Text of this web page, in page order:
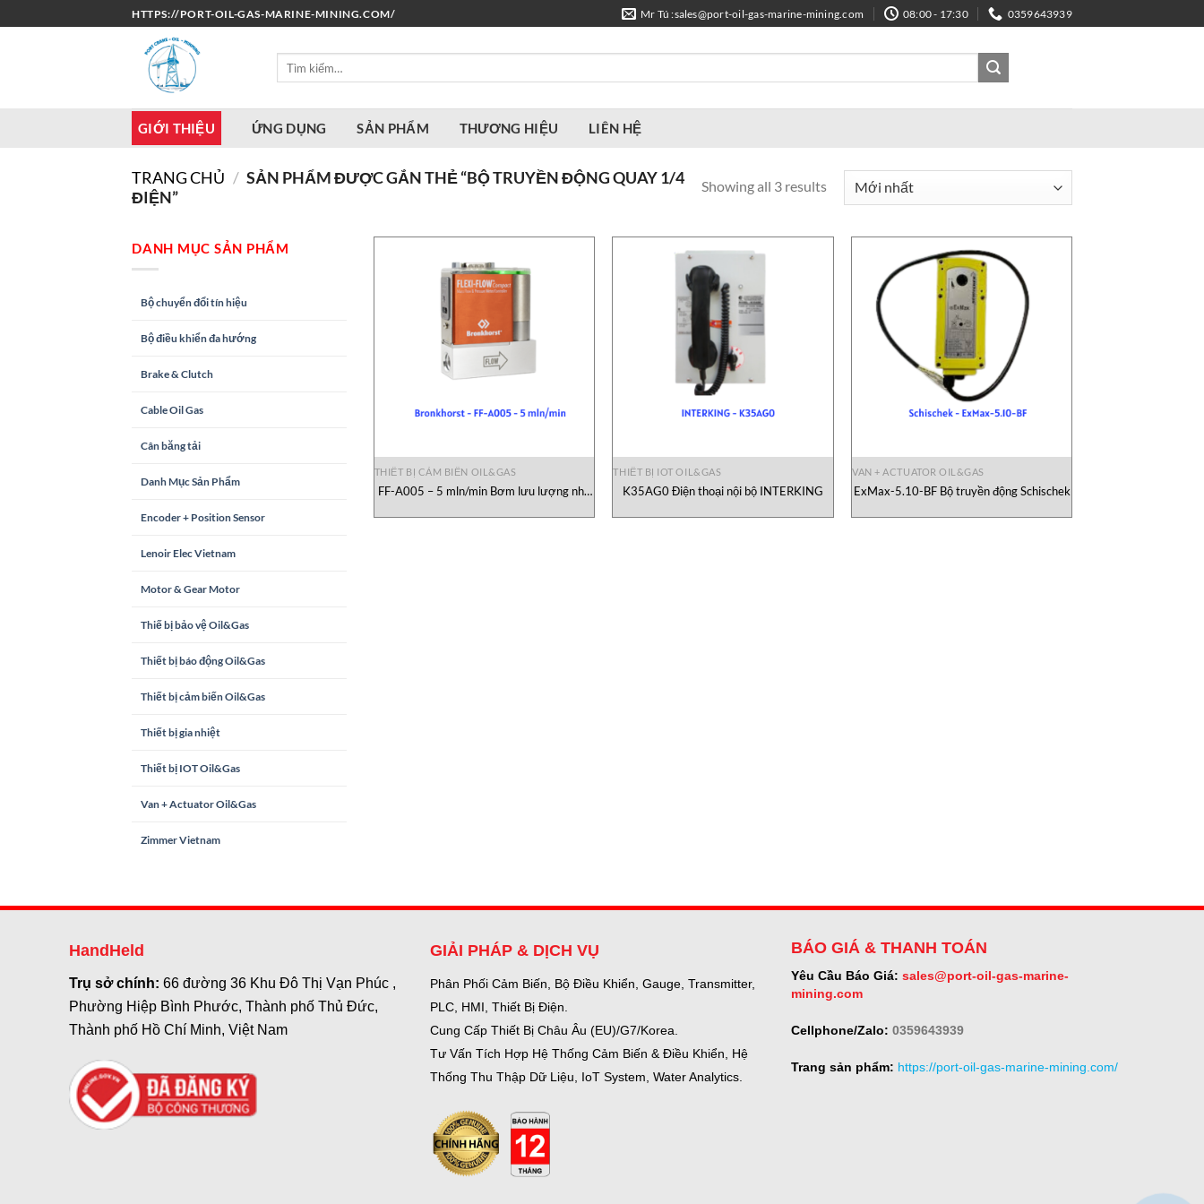
qua
HTTPS://PORT-OIL-GAS-MARINE-MINING.COM/ Mr Tú :sales@port-oil-gas-marine-mining.com 08:00 - 17:30 0359643939
GIỚI THIỆU ỨNG DỤNG SẢN PHẨM THƯƠNG HIỆU LIÊN HỆ
TRANG CHỦ / SẢN PHẨM ĐƯỢC GẮN THẺ “BỘ TRUYỀN ĐỘNG QUAY 1/4
ĐIỆN”
Showing all 3 results
DANH MỤC SẢN PHẨM
Bộ chuyển đổi tín hiệu
Bộ điều khiển đa hướng
Brake & Clutch
Cable Oil Gas
Cân băng tải
Danh Mục Sản Phẩm
Encoder + Position Sensor
Lenoir Elec Vietnam
Motor & Gear Motor
Thiế bị bảo vệ Oil&Gas
Thiết bị báo động Oil&Gas
Thiết bị cảm biến Oil&Gas
Thiết bị gia nhiệt
Thiết bị IOT Oil&Gas
Van + Actuator Oil&Gas
Zimmer Vietnam
THIẾT BỊ CẢM BIẾN OIL&GAS
FF-A005 – 5 mln/min Bơm lưu lượng nhỏ
THIẾT BỊ IOT OIL&GAS
K35AG0 Điện thoại nội bộ INTERKING
VAN + ACTUATOR OIL&GAS
ExMax-5.10-BF Bộ truyền động Schischek
HandHeld
Trụ sở chính: 66 đường 36 Khu Đô Thị Vạn Phúc ,
Phường Hiệp Bình Phước, Thành phố Thủ Đức,
Thành phố Hồ Chí Minh, Việt Nam
GIẢI PHÁP & DỊCH VỤ
Phân Phối Cảm Biến, Bộ Điều Khiển, Gauge, Transmitter,
PLC, HMI, Thiết Bị Điện.
Cung Cấp Thiết Bị Châu Âu (EU)/G7/Korea.
Tư Vấn Tích Hợp Hệ Thống Cảm Biến & Điều Khiển, Hệ
Thống Thu Thập Dữ Liệu, IoT System, Water Analytics.
BÁO GIÁ & THANH TOÁN
Yêu Cầu Báo Giá: sales@port-oil-gas-marine-
mining.com
Cellphone/Zalo: 0359643939
Trang sản phẩm: https://port-oil-gas-marine-mining.com/